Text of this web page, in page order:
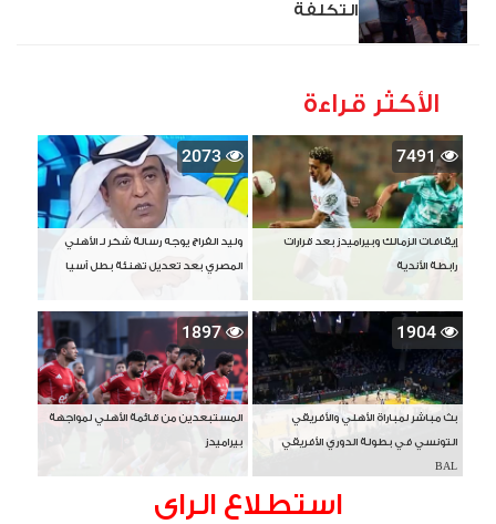
التكلفة
الأكثر قراءة
7491
إيقافات الزمالك وبيراميدز بعد قرارات
رابطة الأندية
2073
وليد الفراج يوجه رسالة شكر لـ الأهلي
المصري بعد تعديل تهنئة بطل آسيا
1904
بث مباشر لمباراة الأهلي والأفريقي
التونسي في بطولة الدوري الأفريقي
BAL
1897
المستبعدين من قائمة الأهلي لمواجهة
بيراميدز
استطلاع الراى